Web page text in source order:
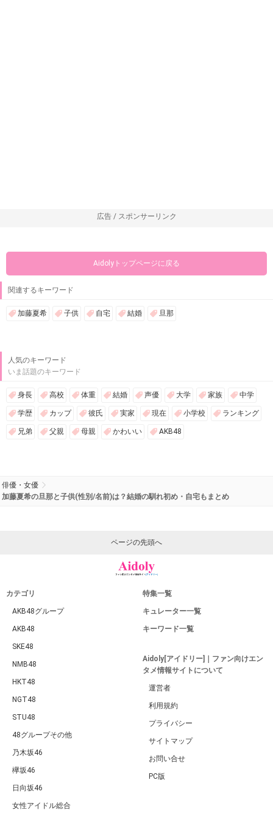
広告 / スポンサーリンク
Aidolyトップページに戻る
関連するキーワード
加藤夏希 子供 自宅 結婚 旦那
人気のキーワード
いま話題のキーワード
身長 高校 体重 結婚 声優 大学 家族 中学
学歴 カップ 彼氏 実家 現在 小学校 ランキング
兄弟 父親 母親 かわいい AKB48
俳優・女優
加藤夏希の旦那と子供(性別/名前)は？結婚の馴れ初め・自宅もまとめ
ページの先頭へ
カテゴリ
AKB48グループ
AKB48
SKE48
NMB48
HKT48
NGT48
STU48
48グループその他
乃木坂46
欅坂46
日向坂46
女性アイドル総合
特集一覧
キュレーター一覧
キーワード一覧
Aidoly[アイドリー]｜ファン向けエン
タメ情報サイトについて
運営者
利用規約
プライバシー
サイトマップ
お問い合せ
PC版